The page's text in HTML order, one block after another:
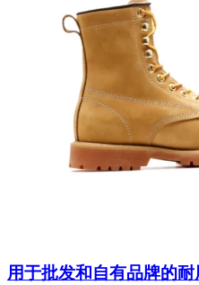
用于批发和自有品牌的